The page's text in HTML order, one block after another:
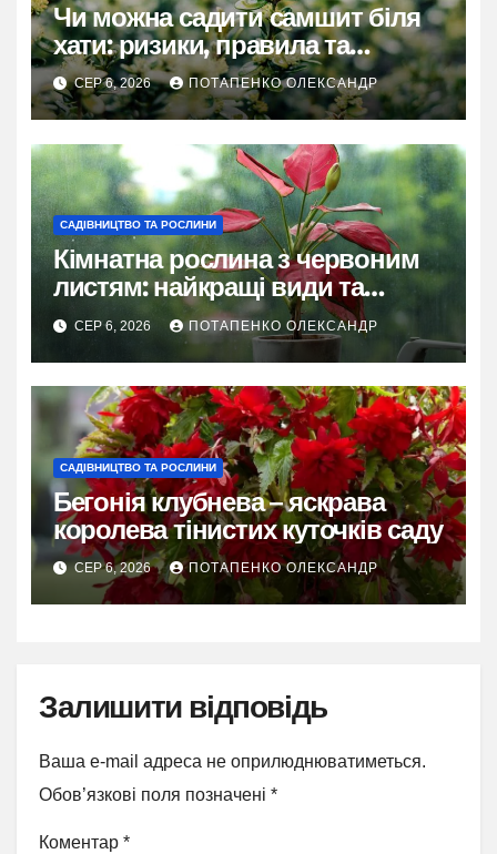
Чи можна садити самшит біля
хати: ризики, правила та
практичні рішення
СЕР 6, 2026 ПОТАПЕНКО ОЛЕКСАНДР
САДІВНИЦТВО ТА РОСЛИНИ
Кімнатна рослина з червоним
листям: найкращі види та
секрети догляду
СЕР 6, 2026 ПОТАПЕНКО ОЛЕКСАНДР
САДІВНИЦТВО ТА РОСЛИНИ
Бегонія клубнева – яскрава
королева тінистих куточків саду
СЕР 6, 2026 ПОТАПЕНКО ОЛЕКСАНДР
Залишити відповідь
Ваша e-mail адреса не оприлюднюватиметься.
Обов’язкові поля позначені *
Коментар *